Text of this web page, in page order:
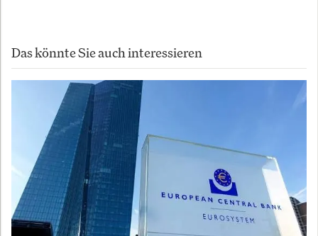
Das könnte Sie auch interessieren